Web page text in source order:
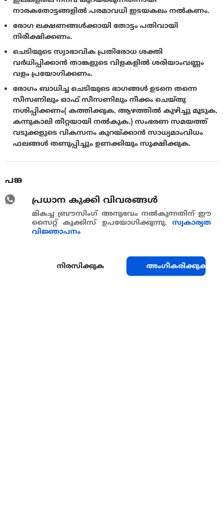
നാരകതോട്ടങ്ങളില്‍ പരമാവധി ഇടയകലം നല്‍കണം.
രോഗ ലക്ഷണങ്ങള്‍ക്കായി തോട്ടം പതിവായി
നിരീക്ഷിക്കണം.
ചെടിയുടെ സ്വാഭാവിക പ്രതിരോധ ശക്തി
വര്‍ധിപ്പിക്കാന്‍ താങ്കളുടെ വിളകളില്‍ ശരിയാംവണ്ണം
വളം പ്രയോഗിക്കണം.
രോഗം ബാധിച്ച ചെടിയുടെ ഭാഗങ്ങള്‍ ഉടനെ തന്നെ
സീസണിലും ഓഫ് സീസണിലും നീക്കം ചെയ്തു
നശിപ്പിക്കണം( കത്തിക്കുക, ആഴത്തില്‍ കുഴിച്ചു മൂടുക,
കന്നുകാലി തീറ്റയായി നല്‍കുക.) സംഭരണ സമയത്ത്
വടുക്കളുടെ വികസനം കുറയ്ക്കാന്‍ സാധ്യമാംവിധം
ഫലങ്ങള്‍ തണുപ്പിച്ചും ഉണക്കിയും സൂക്ഷിക്കുക.
പങ്കുവെയ്ക്കുക
പ്രധാന കുക്കി വിവരങ്ങള്‍
മികച്ച ബ്രൗസിംഗ് അനുഭവം നൽകുന്നതിന് ഈ
സൈറ്റ് കുക്കിസ് ഉപയോഗിക്കുന്നു. സ്വകാര്യത
വിജ്ഞാപനം
നിരസിക്കുക അംഗീകരിക്കുക